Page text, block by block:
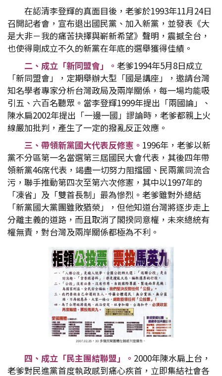
在認清李登輝的真面目後，老爹於1993年11月24日
召開記者會，宣布退出國民黨、加入新黨，並發表《大
是大非－我的痛苦抉擇與嶄新希望》聲明，震撼全台，
也使得剛成立不久的新黨在年底的選舉獲得佳績。
二、成立「新同盟會」。 老爹1994年5月8日成立
「新同盟會」，定期舉辦大型「國是講座」，邀請台灣
知名學者專家分析台灣政局及兩岸關係，每一場均能吸
引五、六百名聽眾。當李登輝1999年提出「兩國論」、
陳水扁2002年提出「一邊一國」謬論時，老爹都親上火
線嚴加批判，產生了一定的撥亂反正效應。
三、帶領新黨國大代表反修憲。 1996年，老爹以新
黨不分區第一名當選第三屆國民大會代表，其後四年帶
領新黨46席代表，竭盡一切努力阻擋國、民兩黨同流合
污，聯手推動第四次至第六次修憲，其中以1997年的
「凍省」及「雙首長制」最為慘烈。老爹雖對外總結
「新黨國大黨團雖敗猶榮」，但他知道台灣將逐步走上
分離主義的道路，而且取消了閣揆同意權，未來總統有
權無責，對台灣及兩岸關係都極為不利。
四、成立「民主團結聯盟」。 2000年陳水扁上台，
老爹對民進黨首度執政感到痛心疾首，立即集結社會各